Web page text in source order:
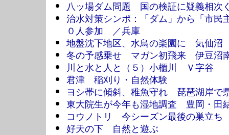
八ッ場ダム問題 国の検証に疑義相次
治水対策シンポ：「ダム」から「市
０人参加 ／兵庫
地盤沈下地区、水鳥の楽園に 気仙沼
冬の予感乗せ マガン初飛来 伊豆沼
川と水と人と（５）小櫃川 Ｖ字谷
君津 稲刈り・自然体験
ヨシ帯に傾斜、稚魚守れ 琵琶湖岸で
東大院生が今年も湿地調査 豊岡・田
コウノトリ 今シーズン最後の巣立ち
好天の下 自然と遊ぶ